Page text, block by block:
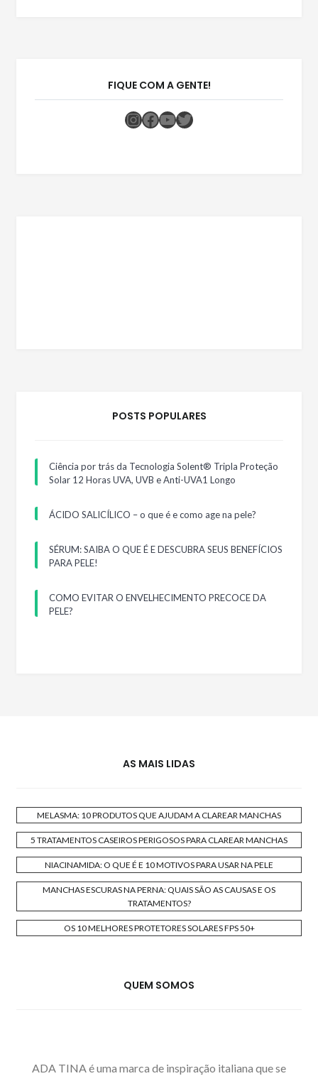
FIQUE COM A GENTE!
Instagram
Facebook
Youtube
Twitter
POSTS POPULARES
Ciência por trás da Tecnologia Solent® Tripla Proteção
Solar 12 Horas UVA, UVB e Anti-UVA1 Longo
ÁCIDO SALICÍLICO – o que é e como age na pele?
SÉRUM: SAIBA O QUE É E DESCUBRA SEUS BENEFÍCIOS
PARA PELE!
COMO EVITAR O ENVELHECIMENTO PRECOCE DA
PELE?
AS MAIS LIDAS
MELASMA: 10 PRODUTOS QUE AJUDAM A CLAREAR MANCHAS
5 TRATAMENTOS CASEIROS PERIGOSOS PARA CLAREAR MANCHAS
NIACINAMIDA: O QUE É E 10 MOTIVOS PARA USAR NA PELE
MANCHAS ESCURAS NA PERNA: QUAIS SÃO AS CAUSAS E OS
TRATAMENTOS?
OS 10 MELHORES PROTETORES SOLARES FPS 50+
QUEM SOMOS
ADA TINA é uma marca de inspiração italiana que se